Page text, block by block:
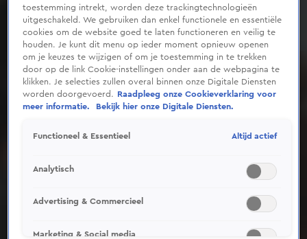
Deze video is niet beschikbaar op je huidige locatie
toestemming intrekt, worden deze trackingtechnologieën
uitgeschakeld. We gebruiken dan enkel functionele en essentiële
cookies om de website goed te laten functioneren en veilig te
houden. Je kunt dit menu op ieder moment opnieuw openen
om je keuzes te wijzigen of om je toestemming in te trekken
door op de link Cookie-instellingen onder aan de webpagina te
klikken. Je selecties zullen overal binnen onze Digitale Diensten
worden doorgevoerd.
Raadpleeg onze Cookieverklaring voor
meer informatie.
Bekijk hier onze Digitale Diensten.
Functioneel & Essentieel Altijd actief
Analytisch
Advertising & Commercieel
Marketing & Social media